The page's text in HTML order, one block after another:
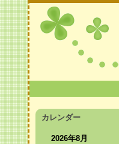
カレンダー
2026年8月